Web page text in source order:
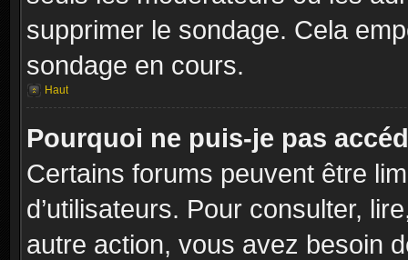
supprimer le sondage. Cela
sondage en cours.
Haut
Pourquoi ne puis-je pas
Certains forums peuvent être
d’utilisateurs. Pour consulter,
autre action, vous avez besoin